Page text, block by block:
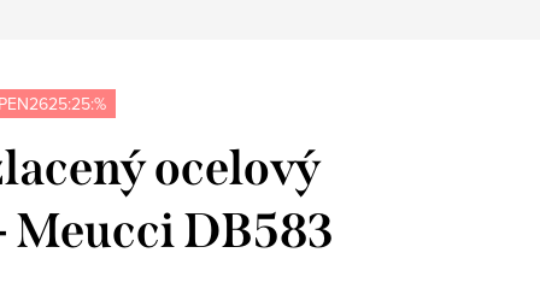
ocelový
Meucci DB583